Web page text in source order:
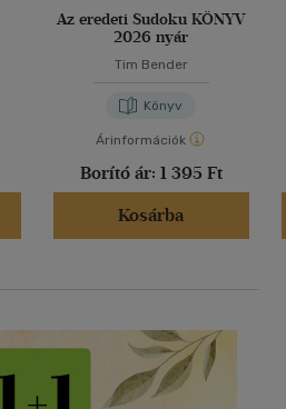
Az eredeti Sudoku KÖNYV
2026 nyár
Tim Bender
Könyv
Árinformációk
Borító ár: 1 395 Ft
Kosárba